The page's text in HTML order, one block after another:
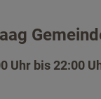
Uhr bis 22:00